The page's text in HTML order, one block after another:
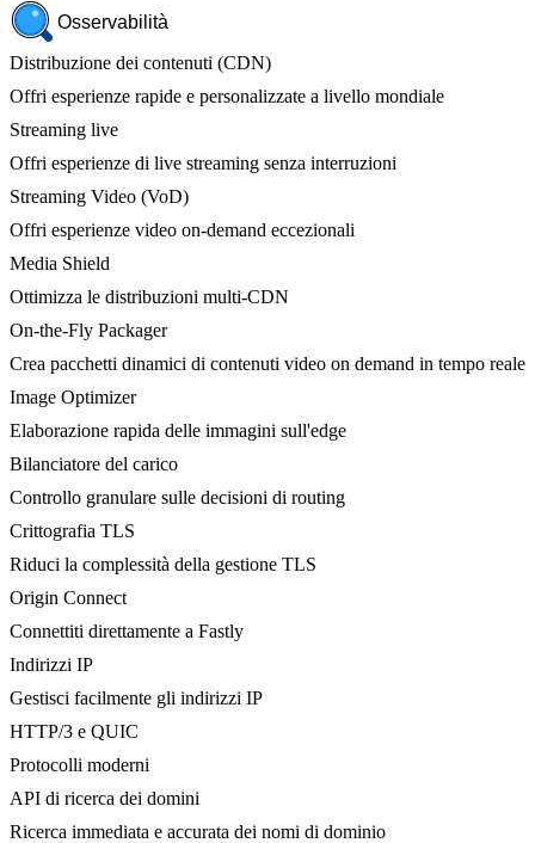
Osservabilità
Distribuzione dei contenuti (CDN)
Offri esperienze rapide e personalizzate a livello mondiale
Streaming live
Offri esperienze di live streaming senza interruzioni
Streaming Video (VoD)
Offri esperienze video on-demand eccezionali
Media Shield
Ottimizza le distribuzioni multi-CDN
On-the-Fly Packager
Crea pacchetti dinamici di contenuti video on demand in tempo reale
Image Optimizer
Elaborazione rapida delle immagini sull'edge
Bilanciatore del carico
Controllo granulare sulle decisioni di routing
Crittografia TLS
Riduci la complessità della gestione TLS
Origin Connect
Connettiti direttamente a Fastly
Indirizzi IP
Gestisci facilmente gli indirizzi IP
HTTP/3 e QUIC
Protocolli moderni
API di ricerca dei domini
Ricerca immediata e accurata dei nomi di dominio